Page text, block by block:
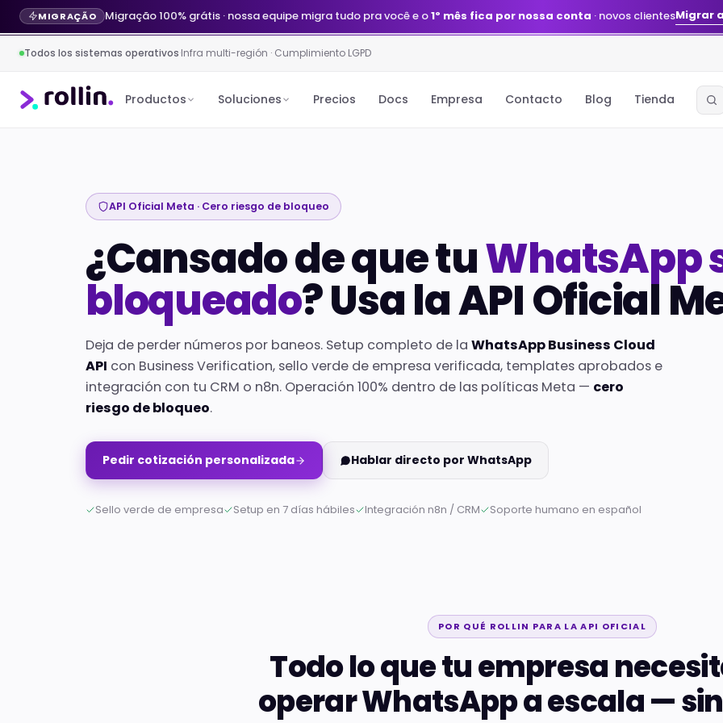
MIGRAÇÃO Migração 100% grátis · nossa equipe migra tudo pra você e o1º mês fica por nossa conta · novos clientesMigrar
Todos los sistemas operativos·Infra multi-región · Cumplimiento LGPD
Productos Soluciones Precios Docs Empresa Contacto Blog Tienda
API Oficial Meta · Cero riesgo de bloqueo
¿Cansado de que tuWhatsApp
bloqueado? Usa la API Oficial
Deja de perder números por baneos. Setup completo de la WhatsApp Business Cloud
API con Business Verification, sello verde de empresa verificada, templates aprobados e
integración con tu CRM o n8n. Operación 100% dentro de las políticas Meta — cero
riesgo de bloqueo.
Pedir cotización personalizada Hablar directo por WhatsApp
Sello verde de empresa Setup en 7 días hábiles Integración n8n / CRM Soporte humano en español
POR QUÉ ROLLIN PARA LA API OFICIAL
Todo lo que tu empresa
operar WhatsApp a escala —